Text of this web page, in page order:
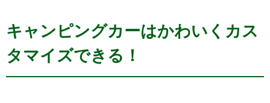
キャンピングカーはかわいくカス
タマイズできる！